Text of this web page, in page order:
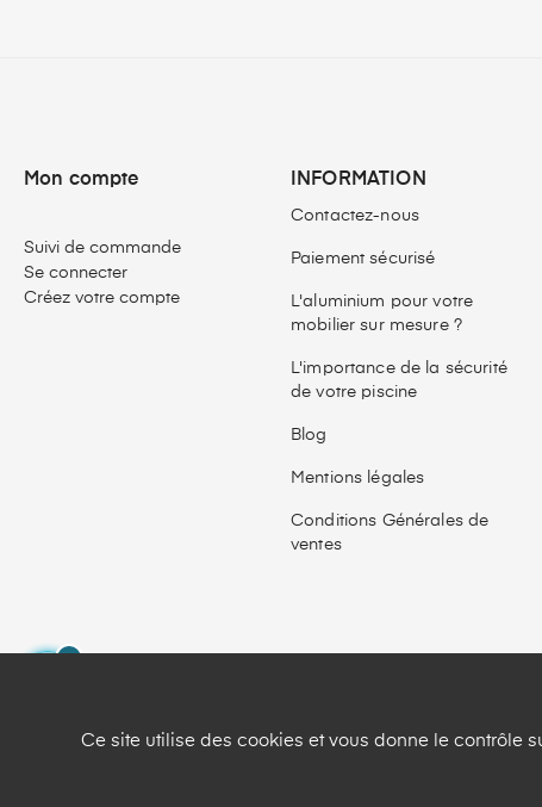
Mon compte
Suivi de commande
Se connecter
Créez votre compte
INFORMATION
Contactez-nous
Paiement sécurisé
L'aluminium pour votre
mobilier sur mesure ?
L'importance de la sécurité
de votre piscine
Blog
Mentions légales
Conditions Générales de
ventes
Ce site utilise des cookies et vous donne le contrôle